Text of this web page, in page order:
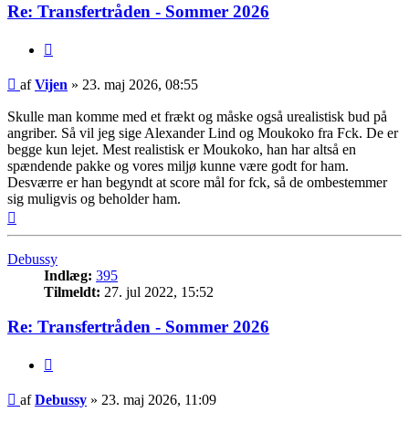
Re: Transfertråden - Sommer 2026
Indlæg
afVijen » 23. maj 2026, 08:55
Skulle man komme med et frækt og måske også urealistisk bud på
angriber. Så vil jeg sige Alexander Lind og Moukoko fra Fck. De er
begge kun lejet. Mest realistisk er Moukoko, han har altså en
spændende pakke og vores miljø kunne være godt for ham.
Desværre er han begyndt at score mål for fck, så de ombestemmer
sig muligvis og beholder ham.
Debussy
Indlæg: 395
Tilmeldt: 27. jul 2022, 15:52
Re: Transfertråden - Sommer 2026
Indlæg
afDebussy » 23. maj 2026, 11:09